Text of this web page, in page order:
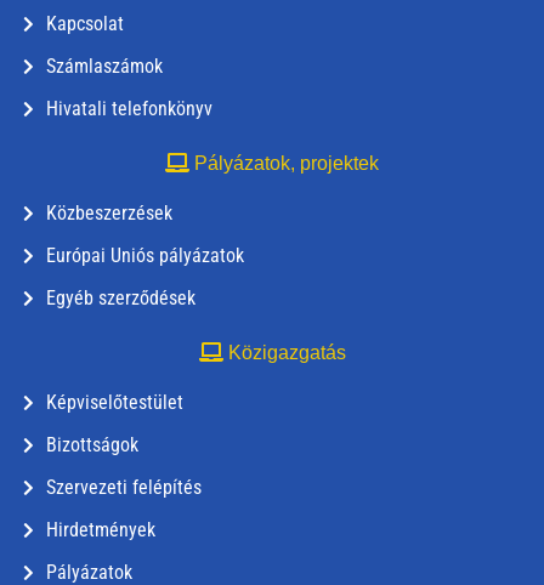
Kapcsolat
Számlaszámok
Hivatali telefonkönyv
Pályázatok, projektek
Közbeszerzések
Európai Uniós pályázatok
Egyéb szerződések
Közigazgatás
Képviselőtestület
Bizottságok
Szervezeti felépítés
Hirdetmények
Pályázatok